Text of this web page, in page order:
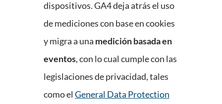
dispositivos. GA4 deja atrás el uso
de mediciones con base en cookies
y migra a una medición basada en
eventos, con lo cual cumple con las
legislaciones de privacidad, tales
como el General Data Protection